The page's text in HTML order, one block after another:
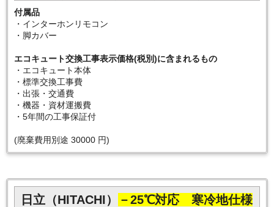
付属品
・インターホンリモコン
・脚カバー
エコキュート交換工事表示価格(税別)に含まれるもの
・エコキュート本体
・標準交換工事費
・出張・交通費
・機器・資材運搬費
・5年間の工事保証付
(廃棄費用別途 30000 円)
日立（HITACHI）
－25℃対応 寒冷地仕様